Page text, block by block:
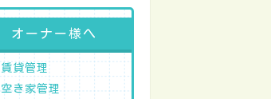
オーナー様へ
賃貸管理
空き家管理